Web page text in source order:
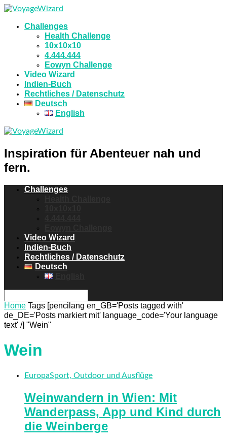
Challenges
Health Challenge
10x10x10
4.444.444
Eowyn Challenge
Video Wizard
Indien-Buch
Rechtliches / Datenschutz
Deutsch
English
Inspiration für Abenteuer nah und
fern.
Challenges
Video Wizard
Indien-Buch
Rechtliches / Datenschutz
Deutsch
Home Tags [pencilang en_GB='Posts tagged with'
de_DE='Posts markiert mit' language_code='Your language
text' /] "Wein"
Wein
EuropaSport, Outdoor und Ausflüge
Weinwandern in Wien: Mit
Wanderpass, App und Kind durch
die Weinberge